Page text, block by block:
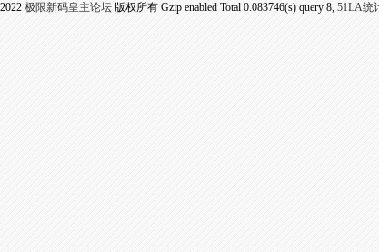
极限新码皇主论坛版权所有 Gzip enabled Total 0.083746(s) query 8, 51LA统